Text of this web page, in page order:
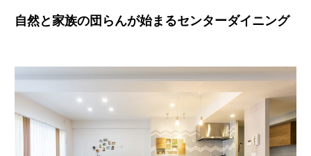
自然と家族の団らんが始まるセンターダイニング